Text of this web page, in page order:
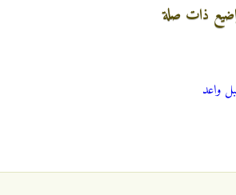
ذات صلة
واعد